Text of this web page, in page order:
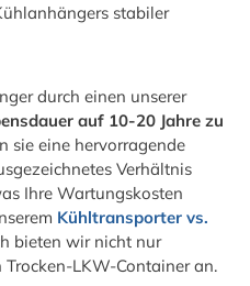
stabiler
durch einen unserer
auf 10-20 Jahre zu
sie eine hervorragende
Verhältnis
Ihre Wartungskosten
Kühltransporter vs.
bieten wir nicht nur
LKW-Container an.